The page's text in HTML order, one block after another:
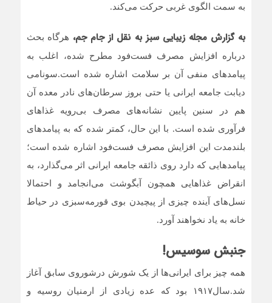
به سمت الگوی غربی حرکت می‌کند.
به گزارش مجله زیبایی سبز به نقل از جام جم، هرگاه بحث
درباره افزایش مصرف فست‌فود مطرح شده، اغلب به
پیامدهای منفی آن بر سلامت اشاره شده است.سونامی
دیابت جامعه ایرانی یا حتی بروز سرطان‌های نادر معده آن
هم در سنین پایین نشانه‌های مصرف بی‌رویه غذاهای
فرآوری شده است. با این حال، کمتر شده که به پیامدهای
بلندمدت این افزایش مصرف فست‌فود اشاره شده است؛
پیامدهایی که دارد روی ذائقه جامعه ایرانی اثر می‌گذارد، به
انقراض غذاهایی همچون آبگوشت می‌انجامد و احتمالا
نسل‌های آینده چیزی از پیچیدن بوی قورمه‌سبزی در حیاط
خانه به یاد نخواهند آورد.
جنبش سوسیس!
همه چیز برای ایرانی‌ها از یک شورش درشوروی سابق آغاز
شد.سال۱۹۱۷ بود که عده زیادی از ارمنیان روسیه و